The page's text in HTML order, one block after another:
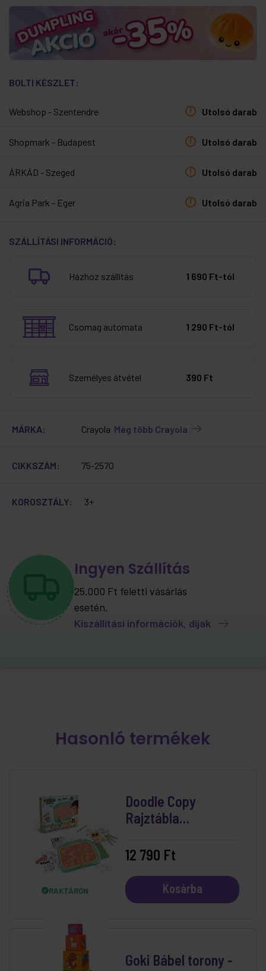
BOLTI KÉSZLET:
Webshop - Szentendre Utolsó darab
Shopmark - Budapest Utolsó darab
ÁRKÁD - Szeged Utolsó darab
Agria Park - Eger Utolsó darab
SZÁLLÍTÁSI INFORMÁCIÓ:
Házhoz szállítás 1 690 Ft-tól
Csomag automata 1 290 Ft-tól
Személyes átvétel 390 Ft
MÁRKA: Crayola Még több Crayola
CIKKSZÁM: 75-2570
KOROSZTÁLY: 3+
Ingyen Szállítás
25.000 Ft feletti vásárlás
esetén.
Kiszállítási információk, díjak
Hasonló termékek
RAKTÁRON
Doodle Copy
Rajztábla
12 790 Ft
Kosárba
Goki Bábel torony -